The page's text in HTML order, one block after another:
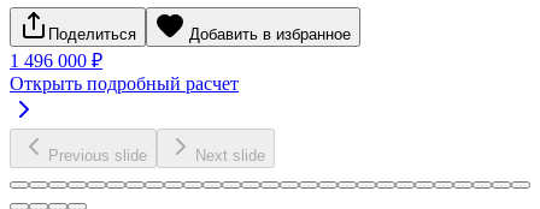
Поделиться Добавить в избранное
1 496 000 ₽
Открыть подробный расчет
Previous slide Next slide